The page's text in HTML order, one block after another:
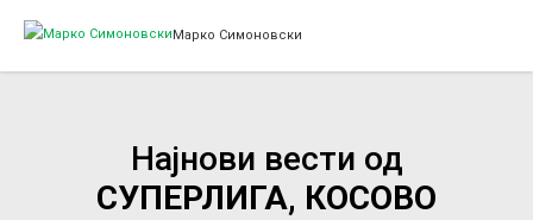
Марко Симоновски
Најнови вести од
СУПЕРЛИГА, КОСОВО